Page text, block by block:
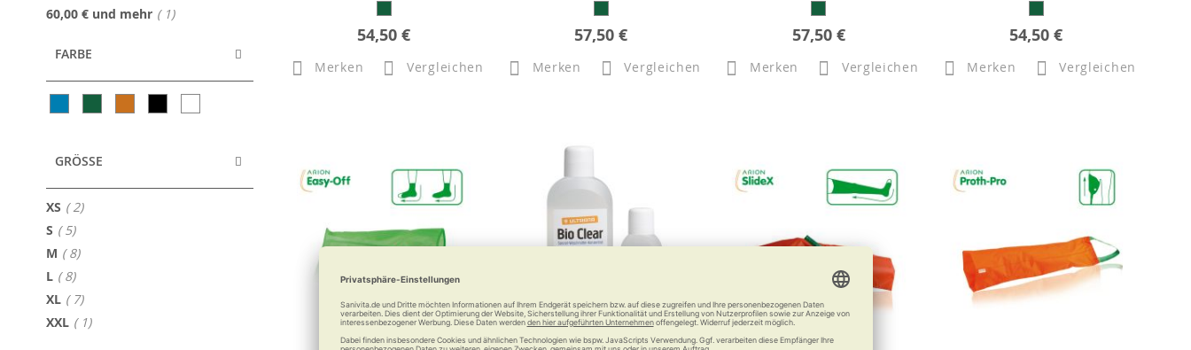
54,50 €
Merken Vergleichen
57,50 €
Merken Vergleichen
57,50 €
Merken Vergleichen
54,50 €
Merken Vergleichen
60,00 € und mehr 1Artikel
FARBE
GRÖSSE
XS 2Artikel
S 5Artikel
M 8Artikel
L 8Artikel
XL 7Artikel
XXL 1Artikel